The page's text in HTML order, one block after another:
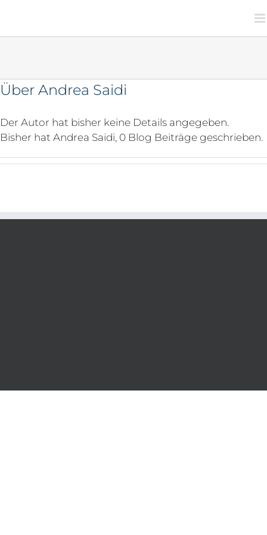
springen
Über Andrea Saidi
Der Autor hat bisher keine Details angegeben.
Bisher hat Andrea Saidi, 0 Blog Beiträge geschrieben.